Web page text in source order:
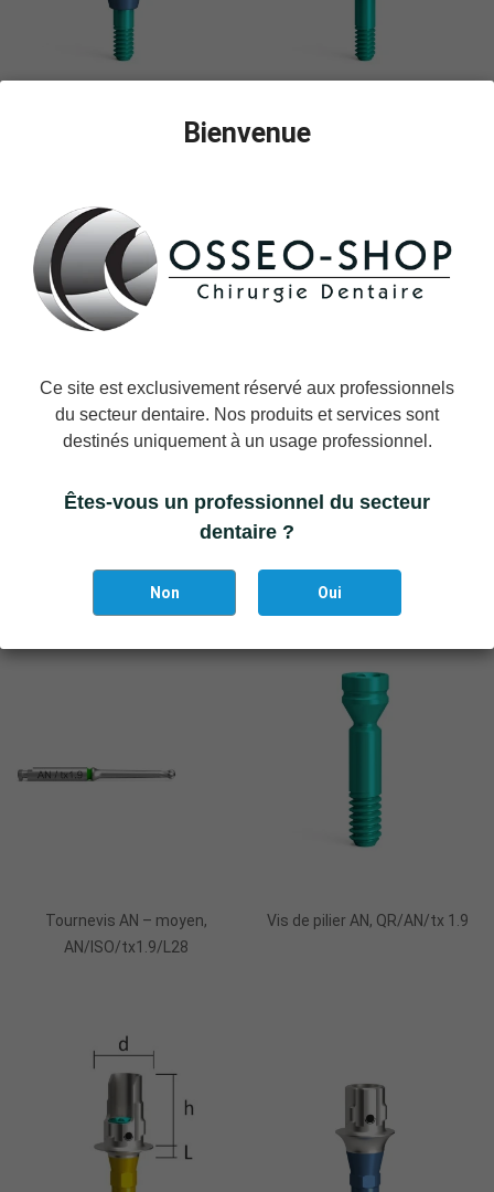
Uni-Base AN – angulé, non
Uni-Base AN – angulé,
Uni-Base AN – angulé, indexé,
QR/I/AN/d4.5/h5.5, large
Ajouter Au Panier
Vis de pilier AN, QN/AN/tx 1.9
Tournevis AN – moyen,
AN/ISO/tx1.9/L28
Vis de pilier AN, QR/AN/tx 1.9
Bienvenue
Ce site est exclusivement réservé aux professionnels
du secteur dentaire. Nos produits et services sont
destinés uniquement à un usage professionnel.
Êtes-vous un professionnel du secteur
dentaire ?
Non Oui